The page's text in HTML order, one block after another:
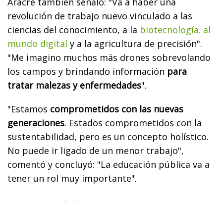
revolución de trabajo nuevo vinculado a las
ciencias del conocimiento, a la biotecnología. al
mundo digital y a la agricultura de precisión".
"Me imagino muchos más drones sobrevolando
los campos y brindando información para
tratar malezas y enfermedades".
"Estamos comprometidos con las nuevas
generaciones. Estados comprometidos con la
sustentabilidad, pero es un concepto holístico.
No puede ir ligado de un menor trabajo",
comentó y concluyó: "La educación pública va a
tener un rol muy importante".